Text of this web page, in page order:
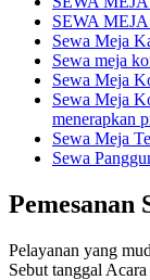
SEWA
Sewa Meja
Sewa meja
Sewa Meja
Sewa Meja
menerapkan
Sewa Meja
Sewa
Pemesanan
Pelayanan yang
Sebut tanggal